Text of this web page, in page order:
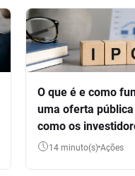
O que é e como
uma oferta
como os
participar
14 minuto(s) Ações